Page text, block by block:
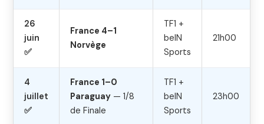
26
juin
✅
France 4–1
Norvège
TF1 +
beIN
Sports
21h00
4
juillet
✅
France 1–0
Paraguay — 1/8
de Finale
TF1 +
beIN
Sports
23h00